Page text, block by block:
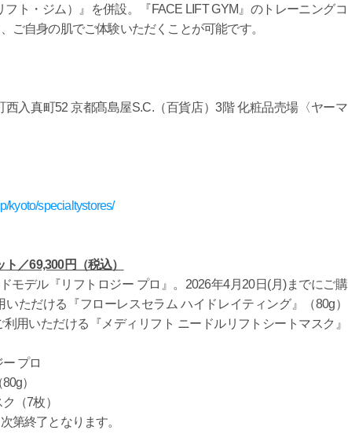
ト・ジム）』を併設。『FACE LIFT GYM』のトレーニングコ
ご自身の肌でご体験いただくことが可能です。
入真町52 京都髙島屋S.C.（百貨店）3階 化粧品売場〈ヤーマ
kyoto/specialtystores/
／69,300円（税込）
モデル『リフトロジー プロ』。2026年4月20日(月)までにご購
ただける『フローレスセラム ハイドレイティング』（80g）
用いただける『メディリフト ニードルリフトシートマスク』
プロ
）
（7枚）
第終了となります。